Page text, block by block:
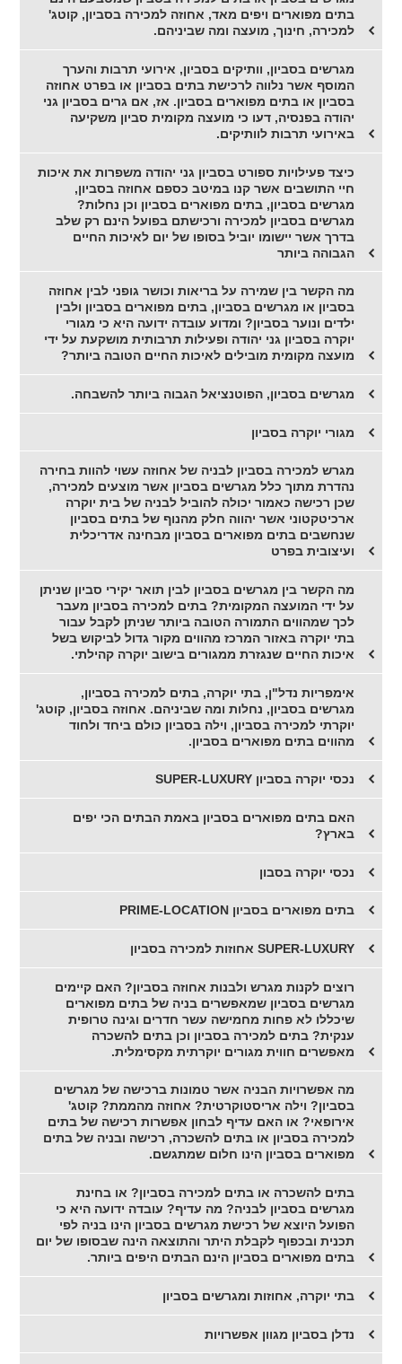
בתים מפוארים ויפים מאד, אחוזה למכירה בסביון, קוטג'
למכירה, חינוך, מועצה ומה שביניהם.
מגרשים בסביון, וותיקים בסביון, אירועי תרבות והערך
המוסף אשר נלווה לרכישת בתים בסביון או בפרט אחוזה
בסביון או בתים מפוארים בסביון. אז, אם גרים בסביון גני
יהודה בפנסיה, דעו כי מועצה מקומית סביון משקיעה
באירועי תרבות לוותיקים.
כיצד פעילויות ספורט בסביון גני יהודה משפרות את איכות
חיי התושבים אשר קנו במיטב כספם אחוזה בסביון,
מגרשים בסביון, בתים מפוארים בסביון וכן נחלות?
מגרשים בסביון למכירה ורכישתם בפועל הינם רק שלב
בדרך אשר יישומו יוביל בסופו של יום לאיכות החיים
הגבוהה ביותר
מה הקשר בין שמירה על בריאות וכושר גופני לבין אחוזה
בסביון או מגרשים בסביון, בתים מפוארים בסביון ולבין
ילדים ונוער בסביון? ומדוע עובדה ידועה היא כי מגורי
יוקרה בסביון גני יהודה ופעילות תרבותית מושקעת על ידי
מועצה מקומית מובילים לאיכות החיים הטובה ביותר?
מגרשים בסביון, הפוטנציאל הגבוה ביותר להשבחה.
מגורי יוקרה בסביון
מגרש למכירה בסביון לבניה של אחוזה עשוי להוות בחירה
נהדרת מתוך כלל מגרשים בסביון אשר מוצעים למכירה,
שכן רכישה כאמור יכולה להוביל לבניה של בית יוקרה
ארכיטקטוני אשר יהווה חלק מהנוף של בתים בסביון
שנחשבים בתים מפוארים בסביון מבחינה אדריכלית
ועיצובית בפרט
מה הקשר בין מגרשים בסביון לבין תואר יקירי סביון שניתן
על ידי המועצה המקומית? בתים למכירה בסביון מעבר
לכך שמהווים התמורה הטובה ביותר שניתן לקבל עבור
בתי יוקרה באזור המרכז מהווים מקור גדול לביקוש בשל
איכות החיים שנגזרת ממגורים בישוב יוקרה קהילתי.
אימפריות נדל"ן, בתי יוקרה, בתים למכירה בסביון,
מגרשים בסביון, נחלות ומה שביניהם. אחוזה בסביון, קוטג'
יוקרתי למכירה בסביון, וילה בסביון כולם ביחד ולחוד
מהווים בתים מפוארים בסביון.
נכסי יוקרה בסביון SUPER-LUXURY
האם בתים מפוארים בסביון באמת הבתים הכי יפים
בארץ?
נכסי יוקרה בסבון
בתים מפוארים בסביון PRIME-LOCATION
SUPER-LUXURY אחוזות למכירה בסביון
רוצים לקנות מגרש ולבנות אחוזה בסביון? האם קיימים
מגרשים בסביון שמאפשרים בניה של בתים מפוארים
שיכללו לא פחות מחמישה עשר חדרים וגינה טרופית
ענקית? בתים למכירה בסביון וכן בתים להשכרה
מאפשרים חווית מגורים יוקרתית מקסימלית.
מה אפשרויות הבניה אשר טמונות ברכישה של מגרשים
בסביון? וילה אריסטוקרטית? אחוזה מהממת? קוטג'
אירופאי? או האם עדיף לבחון אפשרות רכישה של בתים
למכירה בסביון או בתים להשכרה, רכישה ובניה של בתים
מפוארים בסביון הינו חלום שמתגשם.
בתים להשכרה או בתים למכירה בסביון? או בחינת
מגרשים בסביון לבניה? מה עדיף? עובדה ידועה היא כי
הפועל היוצא של רכישת מגרשים בסביון הינו בניה לפי
תכנית ובכפוף לקבלת היתר והתוצאה הינה שבסופו של יום
בתים מפוארים בסביון הינם הבתים היפים ביותר.
בתי יוקרה, אחוזות ומגרשים בסביון
נדלן בסביון מגוון אפשרויות